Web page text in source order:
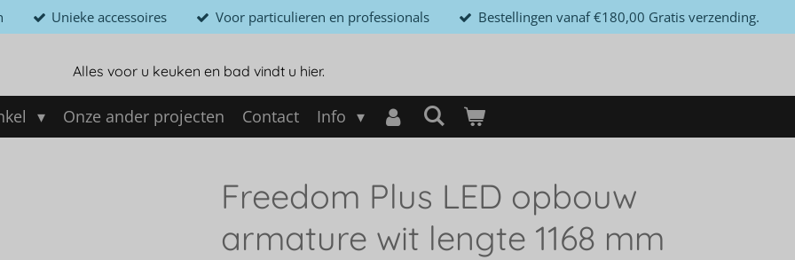
Unieke accessoires Voor particulieren en professionals Bestellingen vanaf €180,00 Gratis verzending.
Alles voor u keuken en bad vindt u hier.
Onze ander projecten Contact Info
Freedom Plus LED opbouw
armature wit lengte 1168 mm